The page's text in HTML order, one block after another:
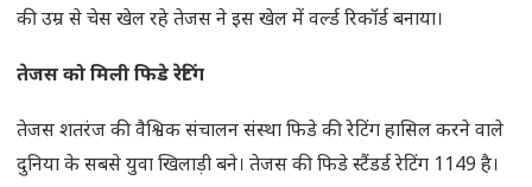
की उम्र से चेस खेल रहे तेजस ने इस खेल में वर्ल्ड रिकॉर्ड बनाया।
तेजस को मिली फिडे रेटिंग
तेजस शतरंज की वैश्विक संचालन संस्था फिडे की रेटिंग हासिल करने वाले
दुनिया के सबसे युवा खिलाड़ी बने। तेजस की फिडे स्टैंडर्ड रेटिंग 1149 है।